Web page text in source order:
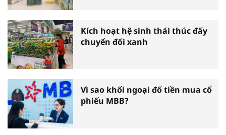
Kích hoạt hệ sinh thái thúc đẩy
chuyển đổi xanh
Vì sao khối ngoại đổ tiền mua cổ
phiếu MBB?